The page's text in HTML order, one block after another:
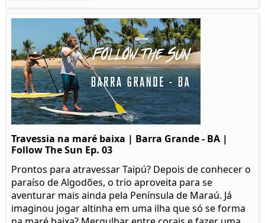
Travessia na maré baixa | Barra Grande - BA |
Follow The Sun Ep. 03
Prontos para atravessar Taipú? Depois de conhecer o
paraíso de Algodões, o trio aproveita para se
aventurar mais ainda pela Península de Maraú. Já
imaginou jogar altinha em uma ilha que só se forma